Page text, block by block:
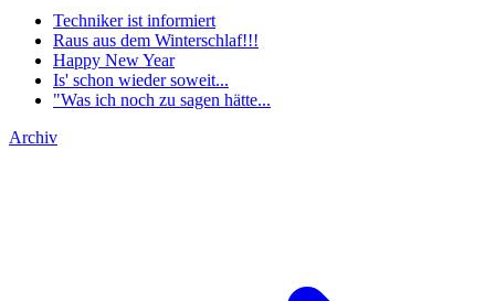
Techniker ist informiert
Raus aus dem Winterschlaf!!!
Happy New Year
Is' schon wieder soweit...
"Was ich noch zu sagen hätte...
Archiv